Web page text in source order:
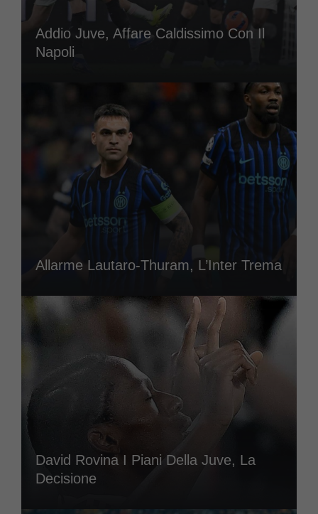
Addio Juve, Affare Caldissimo Con Il
Napoli
Allarme Lautaro-Thuram, L’Inter Trema
David Rovina I Piani Della Juve, La
Decisione